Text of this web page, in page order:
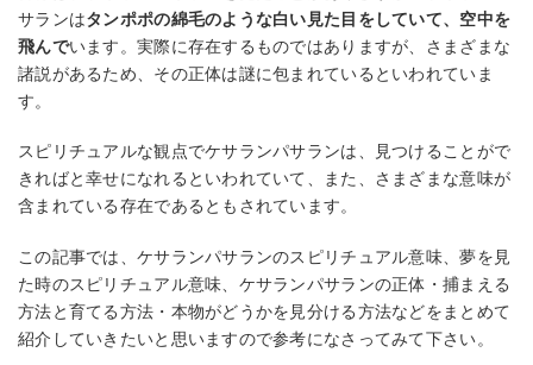
サランはタンポポの綿毛のような白い見た目をしていて、空中を
飛んでいます。実際に存在するものではありますが、さまざまな
諸説があるため、その正体は謎に包まれているといわれていま
す。
スピリチュアルな観点でケサランパサランは、見つけることがで
きればと幸せになれるといわれていて、また、さまざまな意味が
含まれている存在であるともされています。
この記事では、ケサランパサランのスピリチュアル意味、夢を見
た時のスピリチュアル意味、ケサランパサランの正体・捕まえる
方法と育てる方法・本物がどうかを見分ける方法などをまとめて
紹介していきたいと思いますので参考になさってみて下さい。